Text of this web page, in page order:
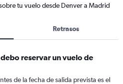
tu vuelo desde Denver a Madrid
Retrasos
reservar un vuelo de
de la fecha de salida prevista es el